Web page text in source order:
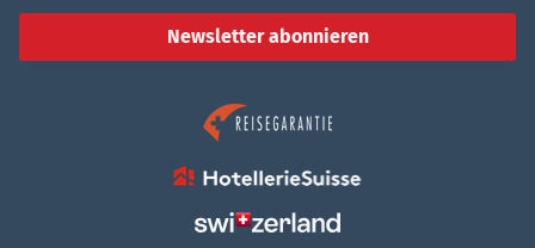
Newsletter abonnieren